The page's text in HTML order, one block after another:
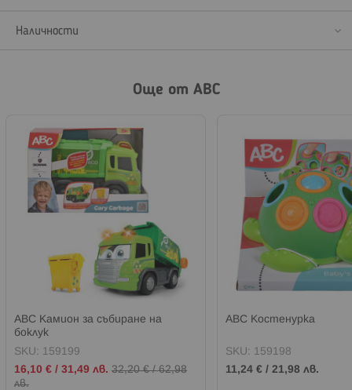
Наличности
Още от ABC
ABC Камион за събиране на
боклук
SKU: 159199
Промо
цена
16,10 € / 31,49 лв. 32,20 €/62,98
лв.
ABC Костенурка
SKU: 159198
11,24 € / 21,98 лв.